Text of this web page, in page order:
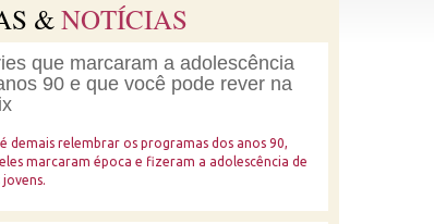
&NOTÍCIAS
que marcaram a adolescência
90 e que você pode rever na
demais relembrar os programas dos anos 90,
marcaram época e fizeram a adolescência de